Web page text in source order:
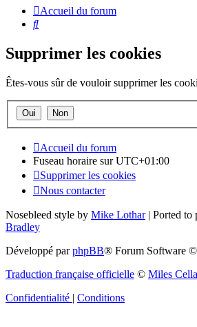
Accueil du forum
Rechercher
Supprimer les cookies
Êtes-vous sûr de vouloir supprimer les
Accueil du forum
Fuseau horaire surUTC+01:00
Supprimer les cookies
Nous contacter
Nosebleed style by Mike Lothar| Ported to
Bradley
Développé parphpBB® Forum Software
Traduction française officielle © Miles
Confidentialité | Conditions